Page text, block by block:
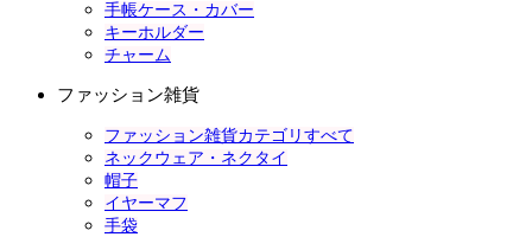
手帳ケース・カバー
キーホルダー
チャーム
ファッション雑貨
ファッション雑貨カテゴリすべて
ネックウェア・ネクタイ
帽子
イヤーマフ
手袋